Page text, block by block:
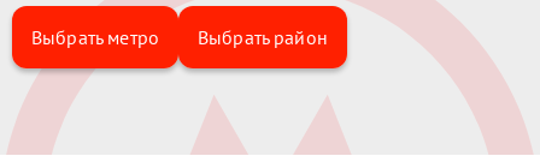
Выбрать метро Выбрать район